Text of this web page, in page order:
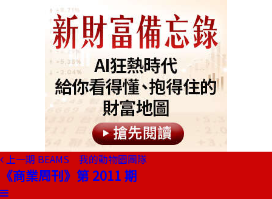
上一期 BEAMS 我的動物園團隊
《商業周刊》第 2011 期